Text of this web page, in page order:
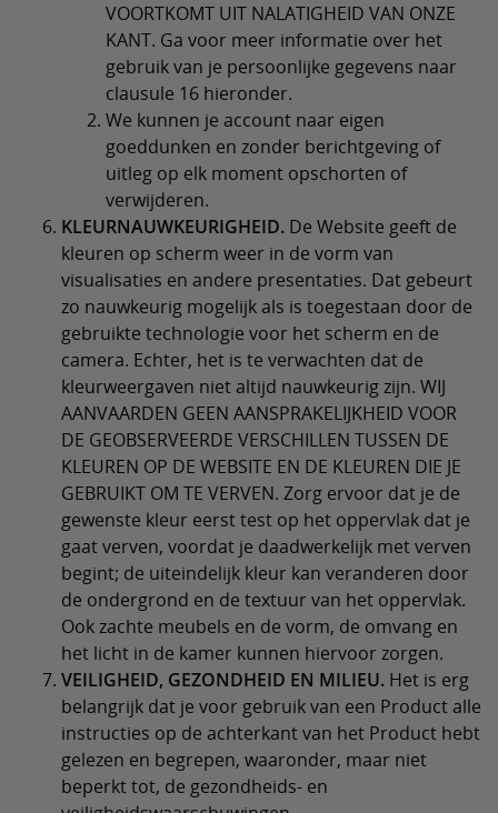
VOORTKOMT UIT NALATIGHEID VAN ONZE
KANT. Ga voor meer informatie over het
gebruik van je persoonlijke gegevens naar
clausule 16 hieronder.
We kunnen je account naar eigen
goeddunken en zonder berichtgeving of
uitleg op elk moment opschorten of
verwijderen.
KLEURNAUWKEURIGHEID. De Website geeft de
kleuren op scherm weer in de vorm van
visualisaties en andere presentaties. Dat gebeurt
zo nauwkeurig mogelijk als is toegestaan door de
gebruikte technologie voor het scherm en de
camera. Echter, het is te verwachten dat de
kleurweergaven niet altijd nauwkeurig zijn. WIJ
AANVAARDEN GEEN AANSPRAKELIJKHEID VOOR
DE GEOBSERVEERDE VERSCHILLEN TUSSEN DE
KLEUREN OP DE WEBSITE EN DE KLEUREN DIE JE
GEBRUIKT OM TE VERVEN. Zorg ervoor dat je de
gewenste kleur eerst test op het oppervlak dat je
gaat verven, voordat je daadwerkelijk met verven
begint; de uiteindelijk kleur kan veranderen door
de ondergrond en de textuur van het oppervlak.
Ook zachte meubels en de vorm, de omvang en
het licht in de kamer kunnen hiervoor zorgen.
VEILIGHEID, GEZONDHEID EN MILIEU. Het is erg
belangrijk dat je voor gebruik van een Product alle
instructies op de achterkant van het Product hebt
gelezen en begrepen, waaronder, maar niet
beperkt tot, de gezondheids- en